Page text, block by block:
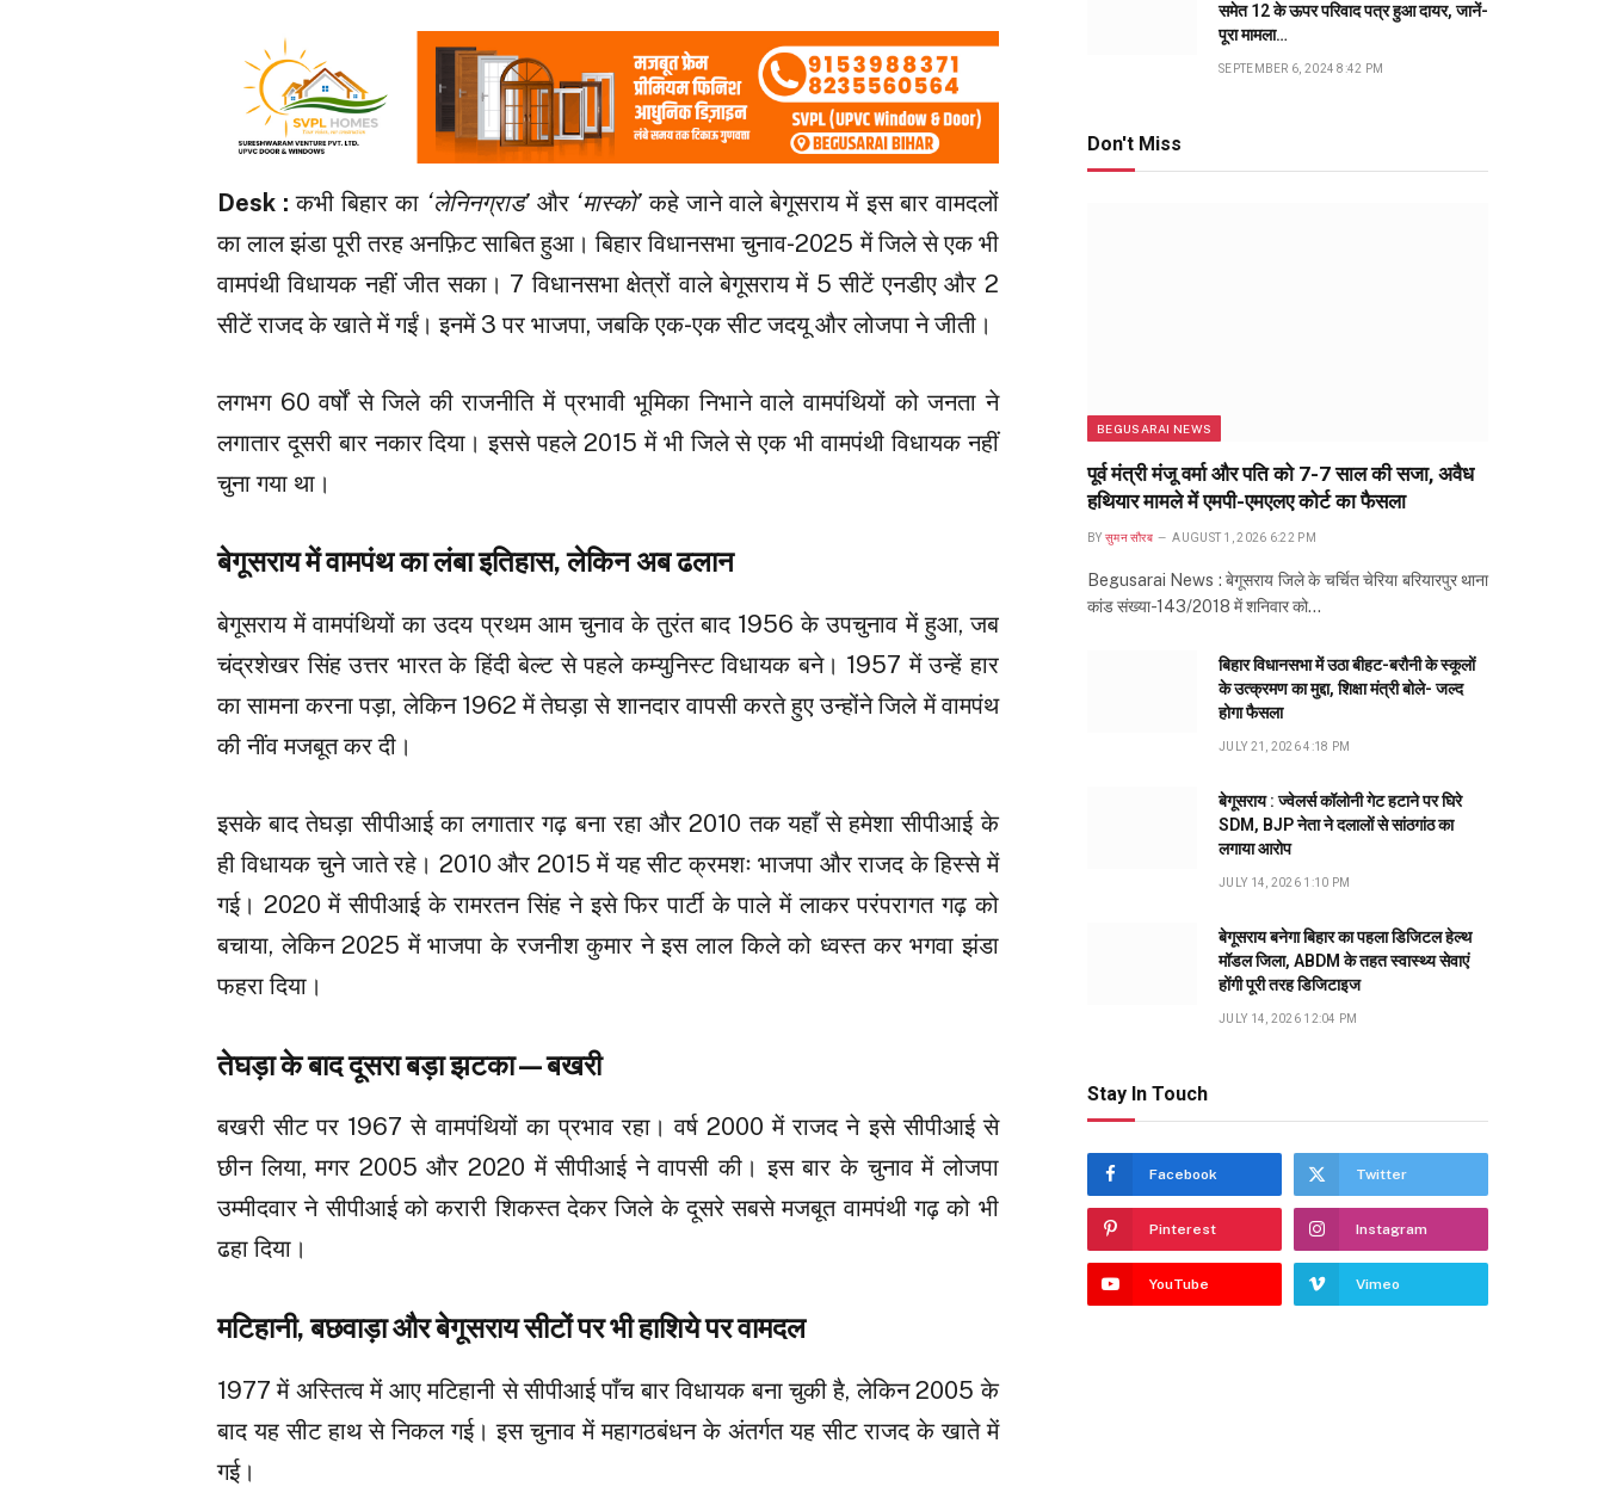
Desk :कभी बिहार का ‘लेनिनग्राड’और ‘मास्को’कहे जाने वाले बेगूसराय में इस बार वामदलों
का लाल झंडा पूरी तरह अनफ़िट साबित हुआ। बिहार विधानसभा चुनाव-2025 में जिले से एक भी
वामपंथी विधायक नहीं जीत सका। 7 विधानसभा क्षेत्रों वाले बेगूसराय में 5 सीटें एनडीए और 2
सीटें राजद के खाते में गईं। इनमें 3 पर भाजपा, जबकि एक-एक सीट जदयू और लोजपा ने जीती।
लगभग 60 वर्षों से जिले की राजनीति में प्रभावी भूमिका निभाने वाले वामपंथियों को जनता ने
लगातार दूसरी बार नकार दिया। इससे पहले 2015 में भी जिले से एक भी वामपंथी विधायक नहीं
चुना गया था।
बेगूसराय में वामपंथ का लंबा इतिहास, लेकिन अब ढलान
बेगूसराय में वामपंथियों का उदय प्रथम आम चुनाव के तुरंत बाद 1956 के उपचुनाव में हुआ, जब
चंद्रशेखर सिंह उत्तर भारत के हिंदी बेल्ट से पहले कम्युनिस्ट विधायक बने। 1957 में उन्हें हार
का सामना करना पड़ा, लेकिन 1962 में तेघड़ा से शानदार वापसी करते हुए उन्होंने जिले में वामपंथ
की नींव मजबूत कर दी।
इसके बाद तेघड़ा सीपीआई का लगातार गढ़ बना रहा और 2010 तक यहाँ से हमेशा सीपीआई के
ही विधायक चुने जाते रहे। 2010 और 2015 में यह सीट क्रमशः भाजपा और राजद के हिस्से में
गई। 2020 में सीपीआई के रामरतन सिंह ने इसे फिर पार्टी के पाले में लाकर परंपरागत गढ़ को
बचाया, लेकिन 2025 में भाजपा के रजनीश कुमार ने इस लाल किले को ध्वस्त कर भगवा झंडा
फहरा दिया।
तेघड़ा के बाद दूसरा बड़ा झटका—बखरी
बखरी सीट पर 1967 से वामपंथियों का प्रभाव रहा। वर्ष 2000 में राजद ने इसे सीपीआई से
छीन लिया, मगर 2005 और 2020 में सीपीआई ने वापसी की। इस बार के चुनाव में लोजपा
उम्मीदवार ने सीपीआई को करारी शिकस्त देकर जिले के दूसरे सबसे मजबूत वामपंथी गढ़ को भी
ढहा दिया।
मटिहानी, बछवाड़ा और बेगूसराय सीटों पर भी हाशिये पर वामदल
1977 में अस्तित्व में आए मटिहानी से सीपीआई पाँच बार विधायक बना चुकी है, लेकिन 2005 के
बाद यह सीट हाथ से निकल गई। इस चुनाव में महागठबंधन के अंतर्गत यह सीट राजद के खाते में
गई।
समेत 12 के ऊपर परिवाद पत्र हुआ दायर, जानें-
पूरा मामला…
SEPTEMBER 6, 2024 8:42 PM
Don't Miss
BEGUSARAI NEWS
पूर्व मंत्री मंजू वर्मा और पति को 7-7 साल की सजा, अवैध
हथियार मामले में एमपी-एमएलए कोर्ट का फैसला
BY सुमन सौरब AUGUST 1, 2026 6:22 PM
Begusarai News : बेगूसराय जिले के चर्चित चेरिया बरियारपुर थाना
कांड संख्या-143/2018 में शनिवार को…
बिहार विधानसभा में उठा बीहट-बरौनी के स्कूलों
के उत्क्रमण का मुद्दा, शिक्षा मंत्री बोले- जल्द
होगा फैसला
JULY 21, 2026 4:18 PM
बेगूसराय : ज्वेलर्स कॉलोनी गेट हटाने पर घिरे
SDM, BJP नेता ने दलालों से सांठगांठ का
लगाया आरोप
JULY 14, 2026 1:10 PM
बेगूसराय बनेगा बिहार का पहला डिजिटल हेल्थ
मॉडल जिला, ABDM के तहत स्वास्थ्य सेवाएं
होंगी पूरी तरह डिजिटाइज
JULY 14, 2026 12:04 PM
Stay In Touch
Facebook Twitter
Pinterest Instagram
YouTube Vimeo